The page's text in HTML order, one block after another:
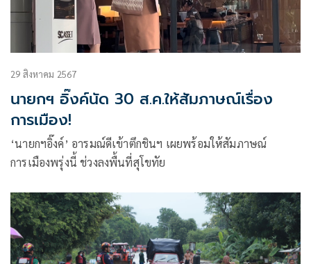
29 สิงหาคม 2567
นายกฯ อิ๊งค์นัด 30 ส.ค.ให้สัมภาษณ์เรื่อง
การเมือง!
‘นายกฯอิ๊งค์’ อารมณ์ดีเข้าตึกชินฯ เผยพร้อมให้สัมภาษณ์
การเมืองพรุ่งนี้ ช่วงลงพื้นที่สุโขทัย